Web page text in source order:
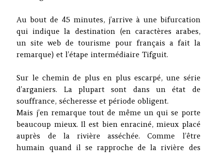
Au bout de 45 minutes, j’arrive à une bifurcation
qui indique la destination (en caractères arabes,
un site web de tourisme pour français a fait la
remarque) et l’étape intermédiaire Tifguit.
Sur le chemin de plus en plus escarpé, une série
d’arganiers. La plupart sont dans un état de
souffrance, sécheresse et période obligent.
Mais j’en remarque tout de même un qui se porte
beaucoup mieux. Il est bien enraciné, mieux placé
auprès de la rivière asséchée. Comme l’être
humain quand il se rapproche de la rivière des